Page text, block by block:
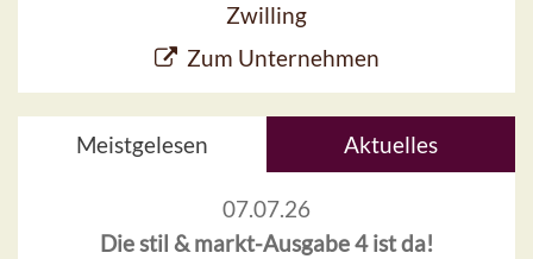
Zwilling
Zum Unternehmen
Meistgelesen Aktuelles
07.07.26
Die stil & markt-Ausgabe 4 ist da!